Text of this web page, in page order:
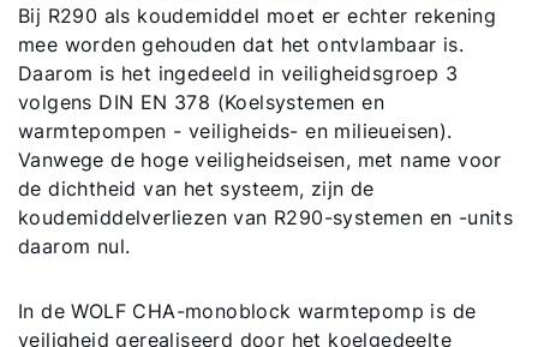
Bij R290 als koudemiddel moet er echter rekening
mee worden gehouden dat het ontvlambaar is.
Daarom is het ingedeeld in veiligheidsgroep 3
volgens DIN EN 378 (Koelsystemen en
warmtepompen - veiligheids- en milieueisen).
Vanwege de hoge veiligheidseisen, met name voor
de dichtheid van het systeem, zijn de
koudemiddelverliezen van R290-systemen en -units
daarom nul.
In de WOLF CHA-monoblock warmtepomp is de
veiligheid gerealiseerd door het koelgedeelte